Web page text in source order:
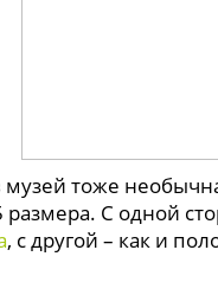
тоже
С одной
, с другой – как и